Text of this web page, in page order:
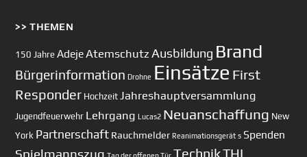
>> THEMEN
150 Jahre AdejeAtemschutz Ausbildung Brand
Bürgerinformation Drohne Einsätze First
Responder Hochzeit Jahreshauptversammlung
Jugendfeuerwehr Lehrgang Lucas2 Neuanschaffung New
York Partnerschaft Rauchmelder Reanimationsgerät s Spenden
Spielmannszug TechnikTHL